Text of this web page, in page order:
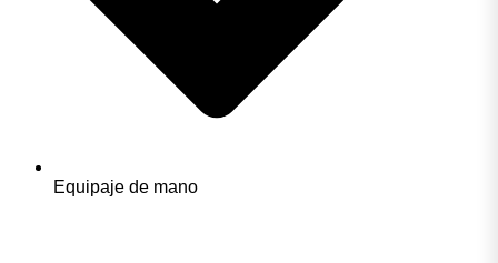
Equipaje de mano